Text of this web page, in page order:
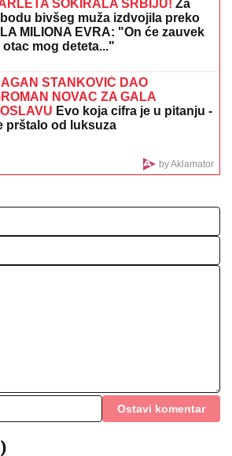
BRAT MI JE OKRUŽEN
Tanasijević očajan zbog loše
koje informacije ima
sad UHVAĆEN SA STARLETOM!